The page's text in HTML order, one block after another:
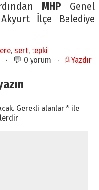
MHP Genel
İlçe Belediye
, sert, tepki
· 💬 0 yorum · ⎙ Yazdır
Gerekli alanlar* ile